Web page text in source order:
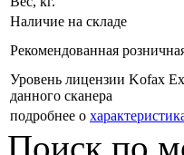
Наличие на складе
Рекомендованная
Уровень лицензии Kofax
данного сканера
подробнее о